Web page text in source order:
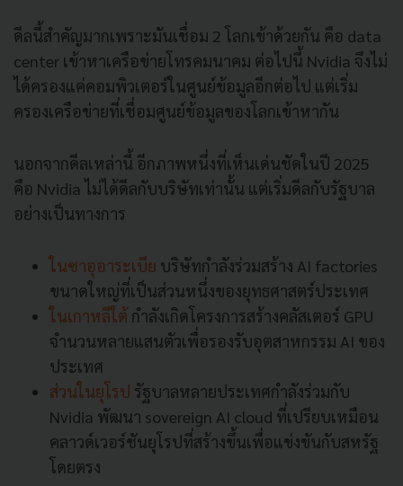
ดีลนี้สำคัญมากเพราะมันเชื่อม 2 โลกเข้าด้วยกัน คือ data
center เข้าหาเครือข่ายโทรคมนาคม ต่อไปนี้ Nvidia จึงไม่
ได้ครองแค่คอมพิวเตอร์ในศูนย์ข้อมูลอีกต่อไป แต่เริ่ม
ครองเครือข่ายที่เชื่อมศูนย์ข้อมูลของโลกเข้าหากัน
นอกจากดีลเหล่านี้ อีกภาพหนึ่งที่เห็นเด่นชัดในปี 2025
คือ Nvidia ไม่ได้ดีลกับบริษัทเท่านั้น แต่เริ่มดีลกับรัฐบาล
อย่างเป็นทางการ
ในซาอุอาระเบีย บริษัทกำลังร่วมสร้าง AI factories
ขนาดใหญ่ที่เป็นส่วนหนึ่งของยุทธศาสตร์ประเทศ
ในเกาหลีใต้ กำลังเกิดโครงการสร้างคลัสเตอร์ GPU
จำนวนหลายแสนตัวเพื่อรองรับอุตสาหกรรม AI ของ
ประเทศ
ส่วนในยุโรป รัฐบาลหลายประเทศกำลังร่วมกับ
Nvidia พัฒนา sovereign AI cloud ที่เปรียบเหมือน
คลาวด์เวอร์ชันยุโรปที่สร้างขึ้นเพื่อแข่งขันกับสหรัฐ
โดยตรง